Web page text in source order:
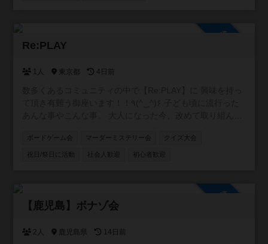
せん！ 主催者へのご連絡・お問い合わせは、コミュニティ
Re:PLAY
1人 東京都 4日前
ンセプトのコミュニティです！！ 主に懐かしい遊びや、 流
行ってはいたけど結局やれずじまいだったこと、 あの当時
逃走中、クイズ大会、 缶蹴りに紙飛行機飛ばしなどな
ど！！ ありとあらゆるコンテンツを シーズンと会場によっ
て 横の繋がりを作って貰えたら（＾Ｏ＾☆♪ 基本的に利益
ボードゲーム会 マーダーミステリー会 クイズ大会
祝日/祭日に活動 社会人歓迎 初心者歓迎
【鹿児島】ボナゾ会
2人 鹿児島県 14日前